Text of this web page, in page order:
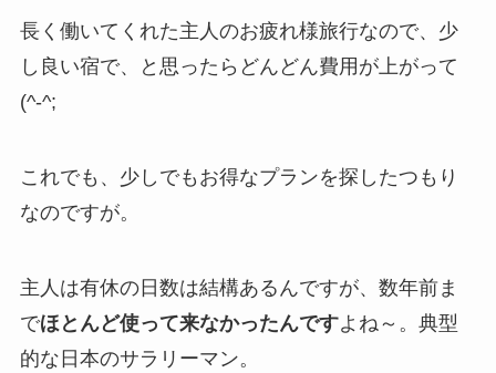
長く働いてくれた主人のお疲れ様旅行なので、少
し良い宿で、と思ったらどんどん費用が上がって
(^-^;
これでも、少しでもお得なプランを探したつもり
なのですが。
主人は有休の日数は結構あるんですが、数年前ま
でほとんど使って来なかったんですよね～。典型
的な日本のサラリーマン。